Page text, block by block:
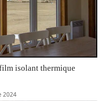
isolant thermique
2024